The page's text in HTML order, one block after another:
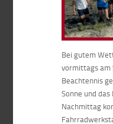
Bei gutem
vormittags
Beachtennis
Sonne und
Nachmittag